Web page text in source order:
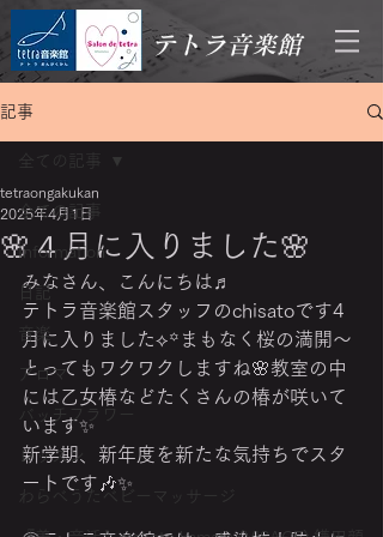
テトラ音楽館
記事
全ての記事
Information
日記
音楽
アロマ
バッチフラワー
レッスン
わらべうたベビーマッサージ
全ての記事
🌸４月に入りました🌸
tetraongakukan
2025年4月1日
みなさん、こんにちは♬
テトラ音楽館スタッフのchisatoです‎4
月に入りました⟡꙳まもなく桜の満開〜
とってもワクワクしますね🌸教室の中
には乙女椿などたくさんの椿が咲いて
います✨
新学期、新年度を新たな気持ちでスタ
ートです🎶✨